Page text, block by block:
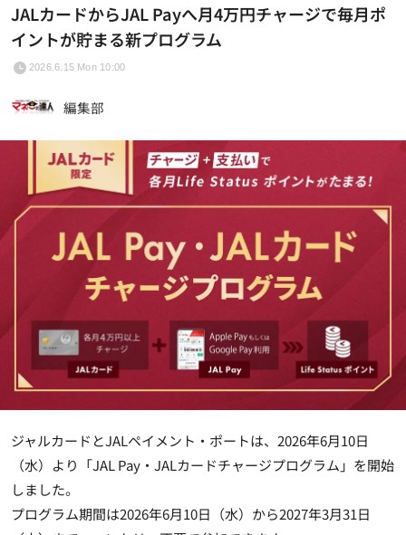
JALカードからJAL Payへ月4万円チャージで毎月ポ
イントが貯まる新プログラム
2026.6.15 Mon 10:00
編集部
ジャルカードとJALペイメント・ポートは、2026年6月10日
（水）より「JAL Pay・JALカードチャージプログラム」を開始
しました。
プログラム期間は2026年6月10日（水）から2027年3月31日